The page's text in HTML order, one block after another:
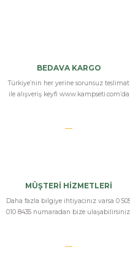
BEDAVA KARGO
Türkiye’nin her yerine sorunsuz teslimat
ile alışveriş keyfi www.kampseti.com’da
MÜŞTERİ HİZMETLERİ
Daha fazla bilgiye ihtiyacınız varsa 0
010 8435 numaradan bize